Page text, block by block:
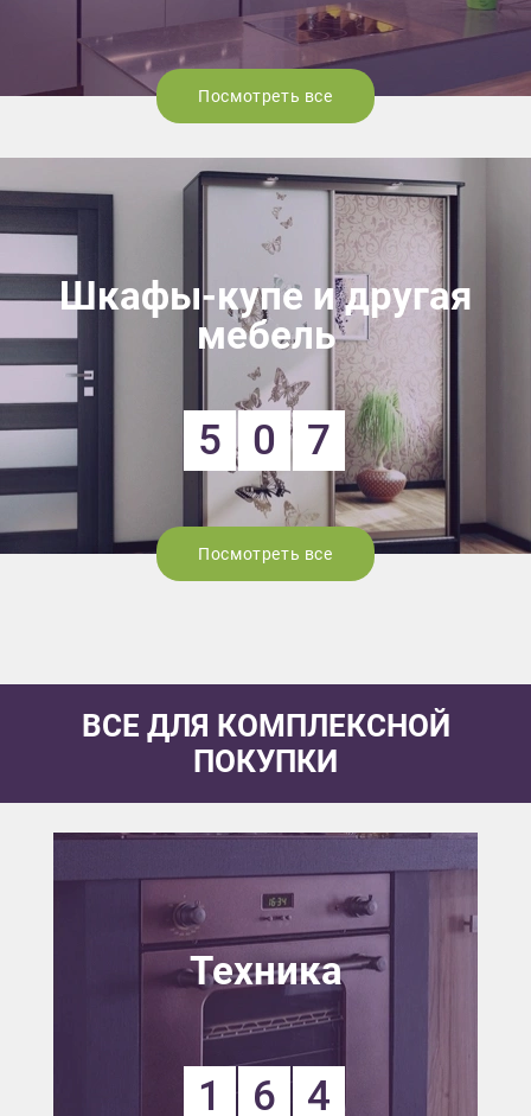
Посмотреть все
Шкафы-купе и другая
мебель
5 0 7
Посмотреть все
ВСЕ ДЛЯ КОМПЛЕКСНОЙ
ПОКУПКИ
Техника
1 6 4